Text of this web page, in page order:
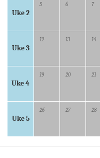
Uke 2
5 6 7
Uke 3
12 13 14
Uke 4
19 20 21
Uke 5
26 27 28